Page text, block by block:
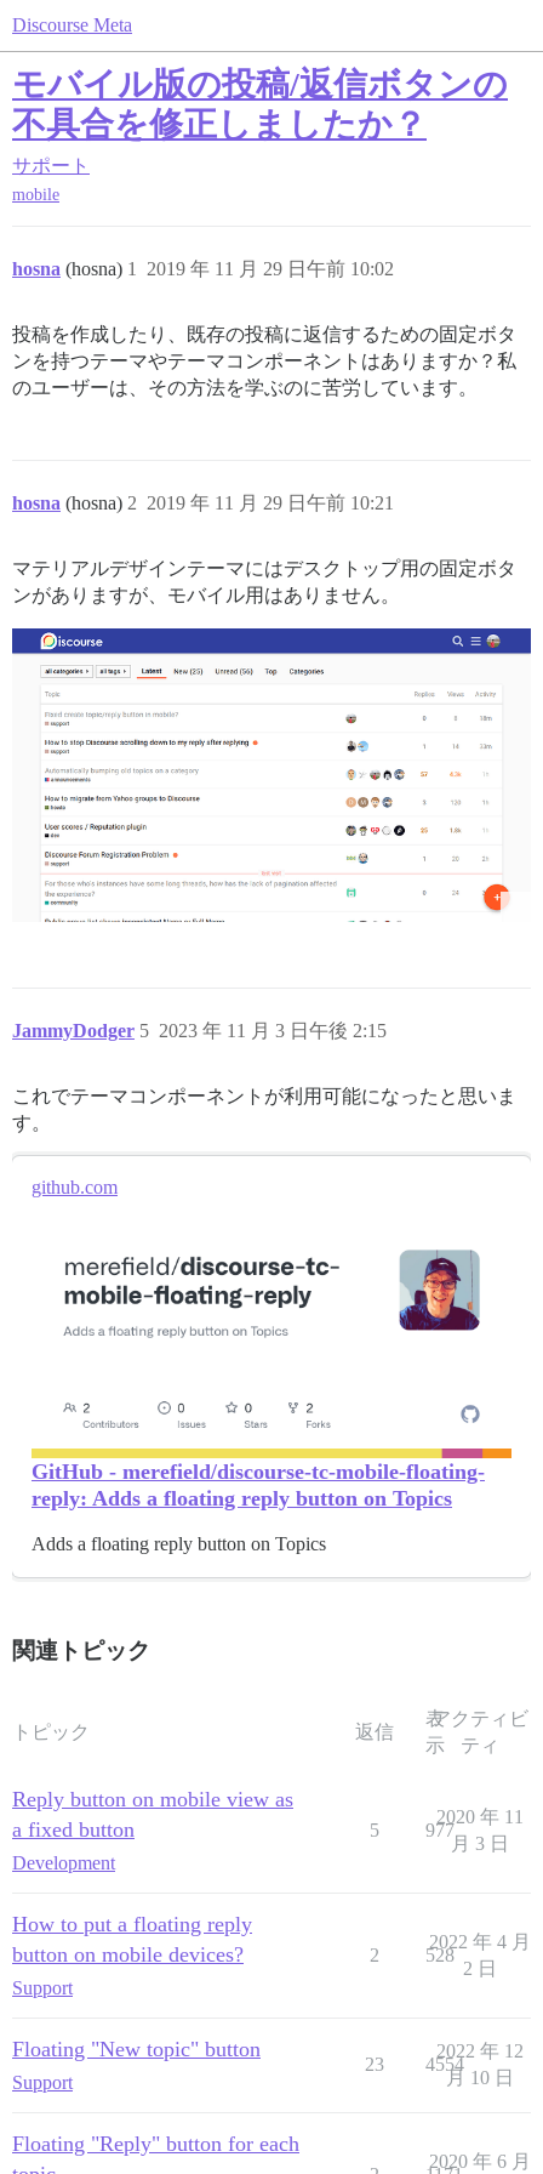
Discourse Meta
モバイル版の投稿/返信ボタンの
不具合を修正しましたか？
サポート
mobile
hosna (hosna) 2019 年 11 月 29 日午前 10:02
1
投稿を作成したり、既存の投稿に返信するための固定ボタ
ンを持つテーマやテーマコンポーネントはありますか？私
のユーザーは、その方法を学ぶのに苦労しています。
hosna (hosna) 2019 年 11 月 29 日午前 10:21
2
マテリアルデザインテーマにはデスクトップ用の固定ボタ
ンがありますが、モバイル用はありません。
JammyDodger 2023 年 11 月 3 日午後 2:15
5
これでテーマコンポーネントが利用可能になったと思いま
す。
github.com
GitHub - merefield/discourse-tc-mobile-floating-
reply: Adds a floating reply button on Topics
Adds a floating reply button on Topics
関連トピック
トピック 返信
表
示
アクティビ
ティ
Reply button on mobile view as
a fixed button
Development
5 977
2020 年 11
月 3 日
How to put a floating reply
button on mobile devices?
Support
2 528
2022 年 4 月
2 日
Floating "New topic" button
Support
23 4554
2022 年 12
月 10 日
Floating "Reply" button for each
2020 年 6 月